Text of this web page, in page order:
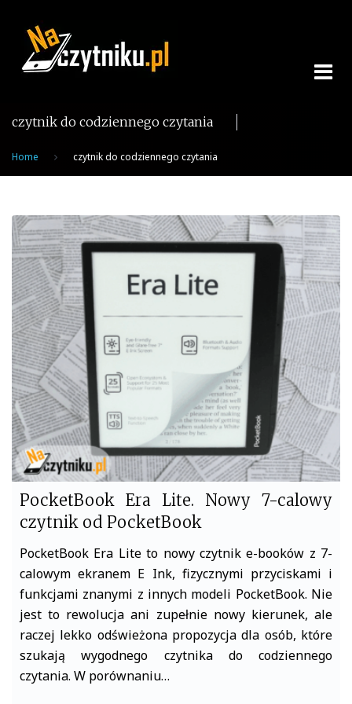
content
czytnik do codziennego czytania
Home czytnik do codziennego czytania
Tag:
czytnik
do
codziennego
czytania
PocketBook Era Lite. Nowy 7-calowy
czytnik od PocketBook
PocketBook Era Lite to nowy czytnik e-booków z 7-
calowym ekranem E Ink, fizycznymi przyciskami i
funkcjami znanymi z innych modeli PocketBook. Nie
jest to rewolucja ani zupełnie nowy kierunek, ale
raczej lekko odświeżona propozycja dla osób, które
szukają wygodnego czytnika do codziennego
czytania. W porównaniu…